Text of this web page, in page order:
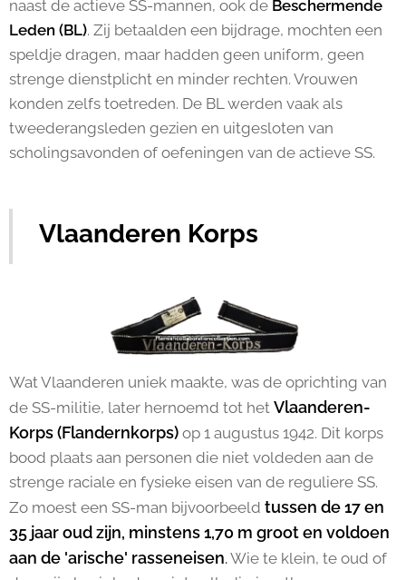
naast de actieve SS-mannen, ook de Beschermende
Leden (BL). Zij betaalden een bijdrage, mochten een
speldje dragen, maar hadden geen uniform, geen
strenge dienstplicht en minder rechten. Vrouwen
konden zelfs toetreden. De BL werden vaak als
tweederangsleden gezien en uitgesloten van
scholingsavonden of oefeningen van de actieve SS.
Vlaanderen Korps
Wat Vlaanderen uniek maakte, was de oprichting van
de SS-militie, later hernoemd tot het Vlaanderen-
Korps (Flandernkorps) op 1 augustus 1942. Dit korps
bood plaats aan personen die niet voldeden aan de
strenge raciale en fysieke eisen van de reguliere SS.
Zo moest een SS-man bijvoorbeeld tussen de 17 en
35 jaar oud zijn, minstens 1,70 m groot en voldoen
aan de 'arische' rasseneisen.Wie te klein, te oud of